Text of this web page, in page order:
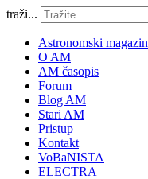
traži...
Astronomski magazin
O AM
AM časopis
Forum
Blog AM
Stari AM
Pristup
Kontakt
VoBaNISTA
ELECTRA